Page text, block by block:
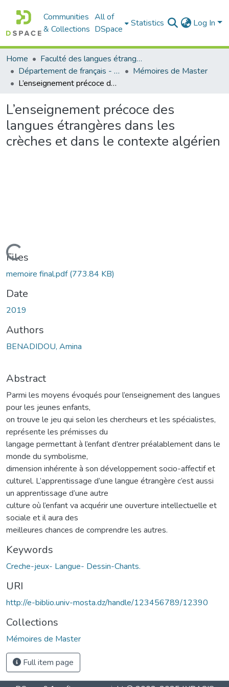
Communities
& Collections
All of
DSpace
Statistics Log In
Home
Faculté des langues étrangères
Département de français - قسم اللغة الفرنسية
Mémoires de Master
L’enseignement précoce des langues étrangères dans les crèches et dans le contexte algérien
L’enseignement précoce des
langues étrangères dans les
crèches et dans le contexte algérien
Loading...
Files
memoire final.pdf(773.84 KB)
Date
2019
Authors
BENADIDOU, Amina
Abstract
Parmi les moyens évoqués pour l’enseignement des langues
pour les jeunes enfants,
on trouve le jeu qui selon les chercheurs et les spécialistes,
représente les prémisses du
langage permettant à l’enfant d’entrer préalablement dans le
monde du symbolisme,
dimension inhérente à son développement socio-affectif et
culturel. L’apprentissage d’une langue étrangère c’est aussi
un apprentissage d’une autre
culture où l’enfant va acquérir une ouverture intellectuelle et
sociale et il aura des
meilleures chances de comprendre les autres.
Keywords
Creche-jeux- Langue- Dessin-Chants.
URI
http://e-biblio.univ-mosta.dz/handle/123456789/12390
Collections
Mémoires de Master
Full item page